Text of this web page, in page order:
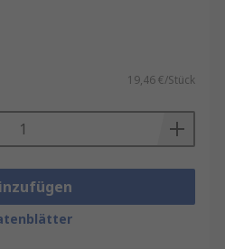
19,46 €/Stück